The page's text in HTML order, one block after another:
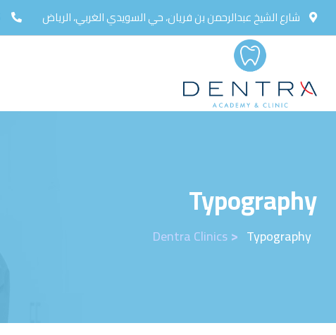
شارع الشيخ عبدالرحمن بن فريان، حي السويدي الغربي، الرياض
Typography
Dentra Clinics> Typography